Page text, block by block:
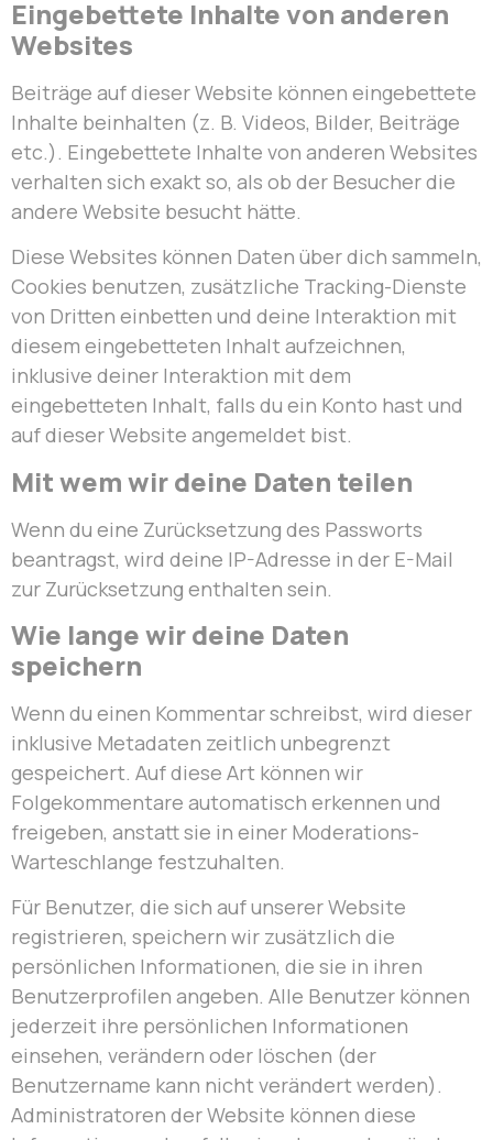
Eingebettete Inhalte von anderen
Websites
Beiträge auf dieser Website können eingebettete
Inhalte beinhalten (z. B. Videos, Bilder, Beiträge
etc.). Eingebettete Inhalte von anderen Websites
verhalten sich exakt so, als ob der Besucher die
andere Website besucht hätte.
Diese Websites können Daten über dich sammeln,
Cookies benutzen, zusätzliche Tracking-Dienste
von Dritten einbetten und deine Interaktion mit
diesem eingebetteten Inhalt aufzeichnen,
inklusive deiner Interaktion mit dem
eingebetteten Inhalt, falls du ein Konto hast und
auf dieser Website angemeldet bist.
Mit wem wir deine Daten teilen
Wenn du eine Zurücksetzung des Passworts
beantragst, wird deine IP-Adresse in der E-Mail
zur Zurücksetzung enthalten sein.
Wie lange wir deine Daten
speichern
Wenn du einen Kommentar schreibst, wird dieser
inklusive Metadaten zeitlich unbegrenzt
gespeichert. Auf diese Art können wir
Folgekommentare automatisch erkennen und
freigeben, anstatt sie in einer Moderations-
Warteschlange festzuhalten.
Für Benutzer, die sich auf unserer Website
registrieren, speichern wir zusätzlich die
persönlichen Informationen, die sie in ihren
Benutzerprofilen angeben. Alle Benutzer können
jederzeit ihre persönlichen Informationen
einsehen, verändern oder löschen (der
Benutzername kann nicht verändert werden).
Administratoren der Website können diese